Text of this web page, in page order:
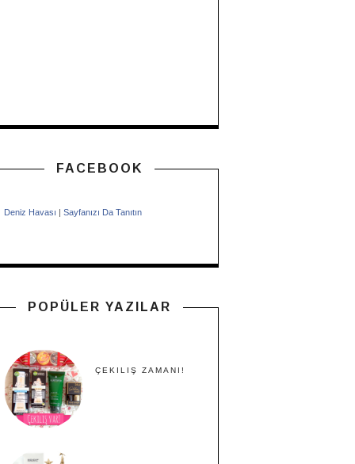
FACEBOOK
Deniz Havası | Sayfanızı Da Tanıtın
POPÜLER YAZILAR
ÇEKILIŞ ZAMANI!